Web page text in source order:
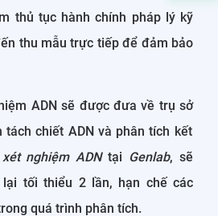
thủ tục hành chính pháp lý kỹ
thu mẫu trực tiếp để đảm bảo
ADN sẽ được đưa về trụ sở
chiết ADN và phân tích kết
xét nghiệm ADNtại Genlab, sẽ
tối thiểu 2 lần, hạn chế các
quá trình phân tích.